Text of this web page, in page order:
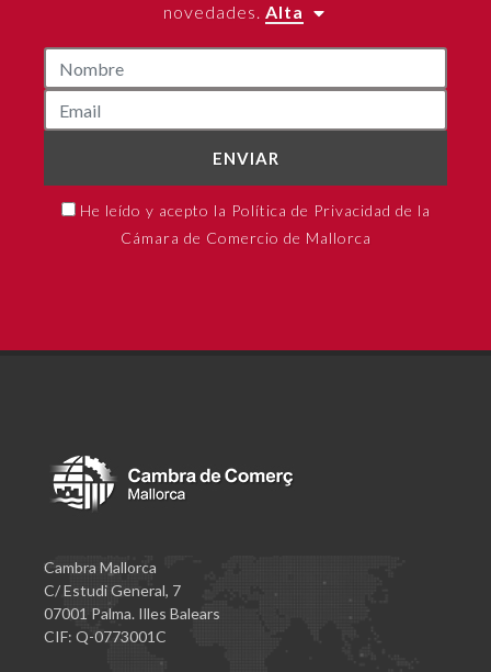
novedades. Alta
ENVIAR
He leído y acepto la Política de Privacidad de la
Cámara de Comercio de Mallorca
Cambra Mallorca
C/ Estudi General, 7
07001 Palma. Illes Balears
CIF: Q-0773001C